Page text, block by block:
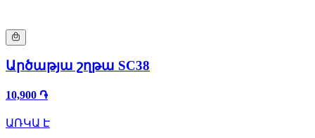
Արծաթյա շղթա SC38
10,900 ֏
ԱՌԿԱ Է